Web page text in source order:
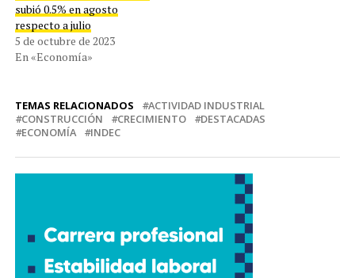
subió 0.5% en agosto
respecto a julio
5 de octubre de 2023
En «Economía»
TEMAS RELACIONADOS
ACTIVIDAD INDUSTRIAL
CONSTRUCCIÓN
CRECIMIENTO
DESTACADAS
ECONOMÍA
INDEC